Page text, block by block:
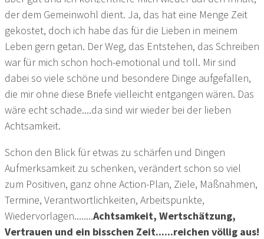
der dem Gemeinwohl dient. Ja, das hat eine Menge Zeit
gekostet, doch ich habe das für die Lieben in meinem
Leben gern getan. Der Weg, das Entstehen, das Schreiben
war für mich schon hoch-emotional und toll. Mir sind
dabei so viele schöne und besondere Dinge aufgefallen,
die mir ohne diese Briefe vielleicht entgangen wären. Das
wäre echt schade....da sind wir wieder bei der lieben
Achtsamkeit.
Schon den Blick für etwas zu schärfen und Dingen
Aufmerksamkeit zu schenken, verändert schon so viel
zum Positiven, ganz ohne Action-Plan, Ziele, Maßnahmen,
Termine, Verantwortlichkeiten, Arbeitspunkte,
Wiedervorlagen........Achtsamkeit, Wertschätzung,
Vertrauen und ein bisschen Zeit......reichen völlig aus!